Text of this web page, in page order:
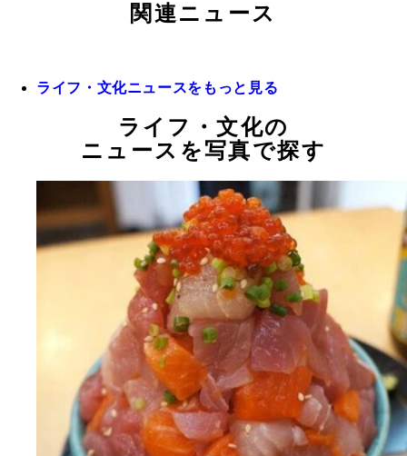
関連ニュース
ライフ・文化ニュースをもっと見る
ライフ・文化の
ニュースを写真で探す